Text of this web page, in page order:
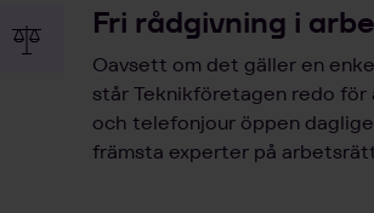
Fri rådgivning i
Oavsett om det gäller en
står Teknikföretagen redo
och telefonjour öppen
främsta experter på